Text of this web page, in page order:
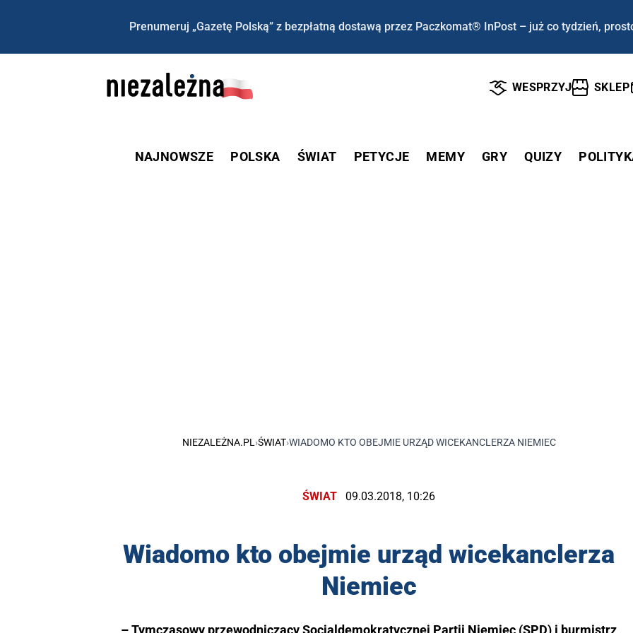
Prenumeruj „Gazetę Polską” z bezpłatną dostawą przez Paczkomat® InPost – już co tydzień,
WESPRZYJ SKLEP
NAJNOWSZE POLSKA ŚWIAT PETYCJE MEMY GRY QUIZY
NIEZALEŻNA.PL ›ŚWIAT›WIADOMO KTO OBEJMIE URZĄD WICEKANCLERZA NIEMIEC
ŚWIAT 09.03.2018, 10:26
Wiadomo kto obejmie urząd wicekanclerza
Niemiec
– Tymczasowy przewodniczący Socjaldemokratycznej Partii Niemiec (SPD) i burmistrz